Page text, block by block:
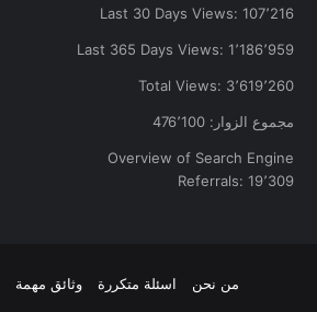
Last 30 Days Views: 107٬216
Last 365 Days Views: 1٬186٬959
Total Views: 3٬619٬260
مجموع الزوار: 476٬100
Overview of Search Engine
Referrals: 19٬309
من نحن اسئلة متكررة وثائق مهمة